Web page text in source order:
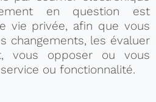
en question est
vie privée, afin que vous
changements, les évaluer
vous opposer ou vous
ou fonctionnalité.